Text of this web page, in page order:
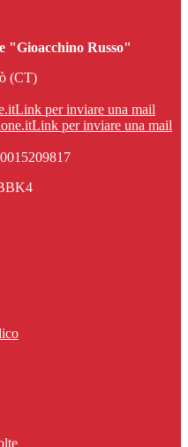
"Gioacchino Russo"
(CT)
Link per inviare una mail
Link per inviare una mail